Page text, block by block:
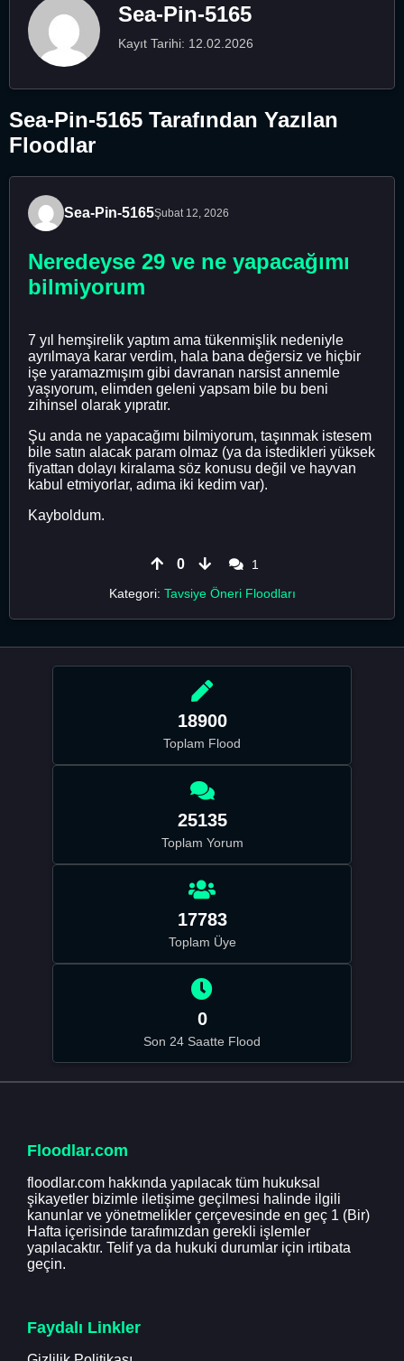
Sea-Pin-5165
Kayıt Tarihi: 12.02.2026
Sea-Pin-5165 Tarafından Yazılan
Floodlar
Sea-Pin-5165Şubat 12, 2026
Neredeyse 29 ve ne yapacağımı
bilmiyorum
7 yıl hemşirelik yaptım ama tükenmişlik nedeniyle
ayrılmaya karar verdim, hala bana değersiz ve hiçbir
işe yaramazmışım gibi davranan narsist annemle
yaşıyorum, elimden geleni yapsam bile bu beni
zihinsel olarak yıpratır.
Şu anda ne yapacağımı bilmiyorum, taşınmak istesem
bile satın alacak param olmaz (ya da istedikleri yüksek
fiyattan dolayı kiralama söz konusu değil ve hayvan
kabul etmiyorlar, adıma iki kedim var).
Kayboldum.
0
1
Kategori: Tavsiye Öneri Floodları
18900
Toplam Flood
25135
Toplam Yorum
17783
Toplam Üye
0
Son 24 Saatte Flood
Floodlar.com
floodlar.com hakkında yapılacak tüm hukuksal
şikayetler bizimle iletişime geçilmesi halinde ilgili
kanunlar ve yönetmelikler çerçevesinde en geç 1 (Bir)
Hafta içerisinde tarafımızdan gerekli işlemler
yapılacaktır. Telif ya da hukuki durumlar için irtibata
geçin.
Faydalı Linkler